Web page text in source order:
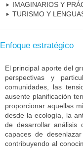
IMAGINARIOS Y
TURISMO Y
Enfoque estratégico
El principal aporte del
perspectivas y
comunidades, las
ausente planificación
proporcionar aquellas
desde la ecología, la
de desarrollar análisis
capaces de
contribuyendo al